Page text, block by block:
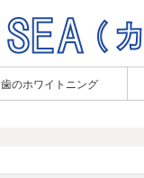
歯のホワイトニング